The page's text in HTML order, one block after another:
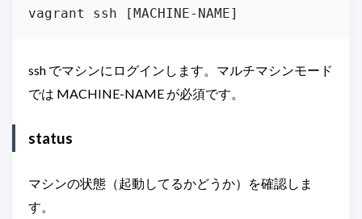
vagrant ssh [MACHINE-NAME]
ssh でマシンにログインします。マルチマシンモード
では MACHINE-NAME が必須です。
status
マシンの状態（起動してるかどうか）を確認しま
す。